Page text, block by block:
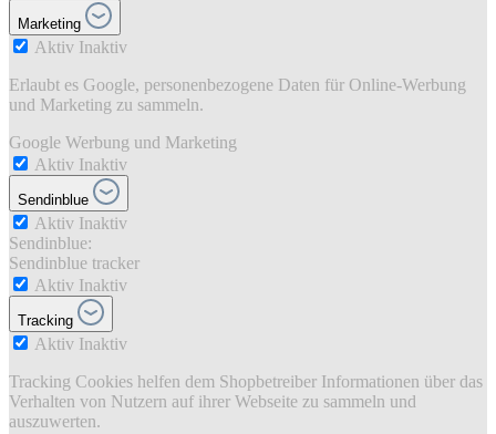
Marketing
Aktiv Inaktiv
Erlaubt es Google, personenbezogene Daten für Online-Werbung
und Marketing zu sammeln.
Google Werbung und Marketing
Aktiv Inaktiv
Sendinblue
Aktiv Inaktiv
Sendinblue:
Sendinblue tracker
Aktiv Inaktiv
Tracking
Aktiv Inaktiv
Tracking Cookies helfen dem Shopbetreiber Informationen über das
Verhalten von Nutzern auf ihrer Webseite zu sammeln und
auszuwerten.